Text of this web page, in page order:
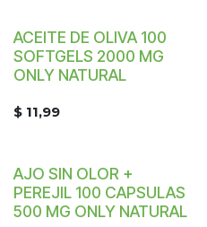
¡Nuevo!
ACEITE DE OLIVA 100
SOFTGELS 2000 MG
ONLY NATURAL
$ 11,99
AJO SIN OLOR +
PEREJIL 100 CAPSULAS
500 MG ONLY NATURAL